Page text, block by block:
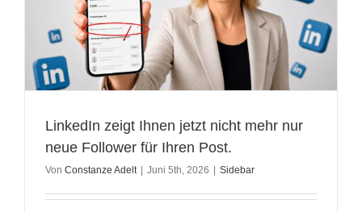
LinkedIn zeigt Ihnen jetzt nicht mehr nur
neue Follower für Ihren Post.
Von Constanze Adelt Juni 5th, 2026 Sidebar